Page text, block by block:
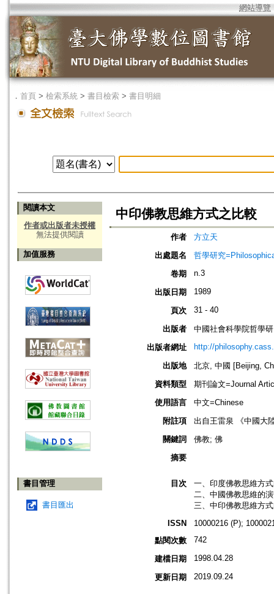
網站導覽
． 首頁 > 檢索系統 > 書目檢索 > 書目明細
閱讀本文
作者或出版者未授權
無法提供閱讀
加值服務
書目管理
書目匯出
中印佛教思維方式之比較
作者
方立天
出處題名
哲學研究
卷期
n.3
出版日期 1989
頁次 31 - 40
出版者
中國社會科學院哲學
出版者網址
http://
出版地
北京, 中國 [Beijing,
資料類型
期刊論文=Journal
使用語言
中文=Chinese
附註項
出自王雷泉 《中國大
關鍵詞
佛教; 佛
摘要
目次
一、印度佛教思維方
二、中國佛教思維的
三、中印佛教思維方
ISSN
10000216 (P);
點閱次數
742
建檔日期 1998.04.28
更新日期 2019.09.24